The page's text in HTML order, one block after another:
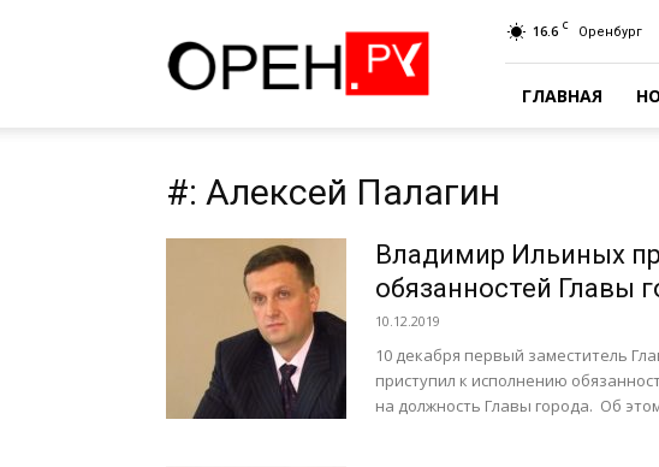
16.6 C Оренбург
ГЛАВНАЯ
#: Алексей Палагин
Владимир Ильиных
обязанностей Главы
10.12.2019
10 декабря первый заместитель
приступил к исполнению
на должность Главы города. Об